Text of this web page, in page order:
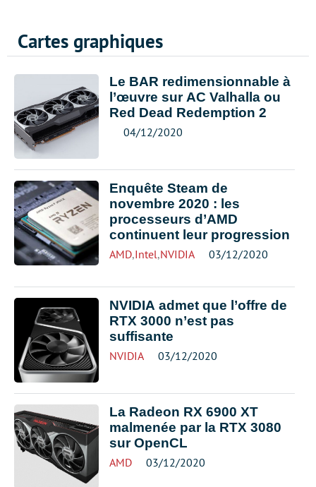
Cartes graphiques
Le BAR redimensionnable à
l’œuvre sur AC Valhalla ou
Red Dead Redemption 2
04/12/2020
Enquête Steam de
novembre 2020 : les
processeurs d’AMD
continuent leur progression
AMD,Intel,NVIDIA 03/12/2020
NVIDIA admet que l’offre de
RTX 3000 n’est pas
suffisante
NVIDIA 03/12/2020
La Radeon RX 6900 XT
malmenée par la RTX 3080
sur OpenCL
AMD 03/12/2020